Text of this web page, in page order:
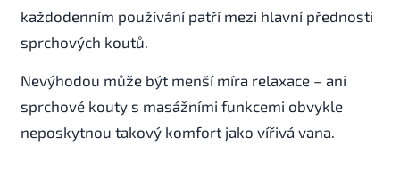
každodenním používání patří mezi hlavní přednosti
sprchových koutů.
Nevýhodou může být menší míra relaxace – ani
sprchové kouty s masážními funkcemi obvykle
neposkytnou takový komfort jako vířivá vana.